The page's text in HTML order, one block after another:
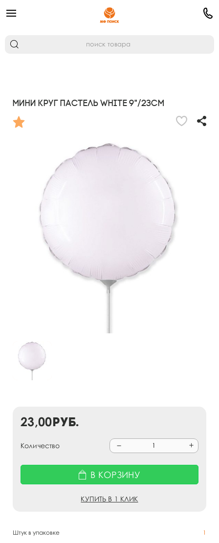
Мини Круг Пастель White 9"/23см
Штук в упаковке
1
23,00руб.
Количество
В КОРЗИНУ
КУПИТЬ В 1 КЛИК